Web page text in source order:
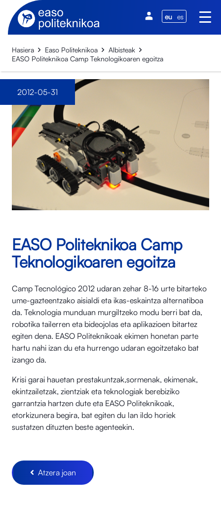
eu es
Hasiera Easo Politeknikoa
Albisteak
EASO Politeknikoa Camp Teknologikoaren egoitza
2012-05-31
EASO Politeknikoa Camp
Teknologikoaren egoitza
Camp Tecnológico 2012 udaran zehar 8-16 urte bitarteko
ume-gazteentzako aisialdi eta ikas-eskaintza alternatiboa
da. Teknologia munduan murgiltzeko modu berri bat da,
robotika tailerren eta bideojolas eta aplikazioen bitartez
egiten dena. EASO Politeknikoak ekimen honetan parte
hartu nahi izan du eta hurrengo udaran egoitzetako bat
izango da.
Krisi garai hauetan prestakuntzak,sormenak, ekimenak,
ekintzailetzak, zientziak eta teknologiak berebiziko
garrantzia hartzen dute eta EASO Politeknikoak,
etorkizunera begira, bat egiten du lan ildo horiek
sustatzen dituzten beste agenteekin.
Atzera joan